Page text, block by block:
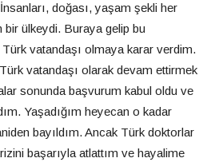
doğası, yaşam şekli her
bir ülkeydi. Buraya gelip bu
vatandaşı olmaya karar verdim.
vatandaşı olarak devam ettirmek
sonunda başvurum kabul oldu ve
Yaşadığım heyecan o kadar
bayıldım. Ancak Türk doktorlar
başarıyla atlattım ve hayalime